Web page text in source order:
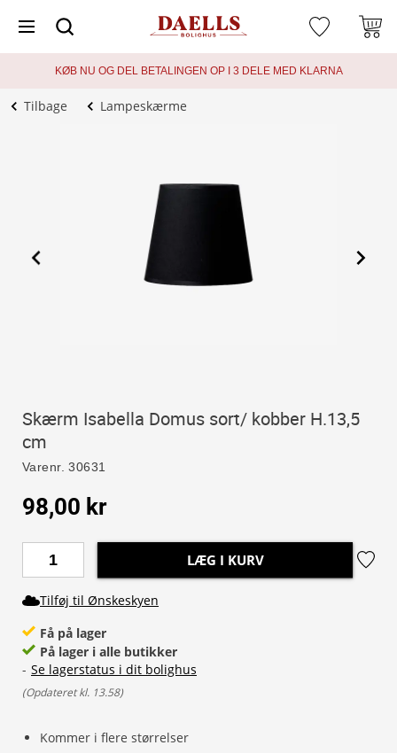
KØB NU OG DEL BETALINGEN OP I 3 DELE MED KLARNA
Tilbage Lampeskærme
Skærm Isabella Domus sort/ kobber H.13,5
cm
Varenr. 30631
Kommer i flere størrelser
98,00 kr
LÆG I KURV
Tilføj til Ønskeskyen
Få på lager
På lager i alle butikker
- Se lagerstatus i dit bolighus
(Opdateret kl. 13.58)